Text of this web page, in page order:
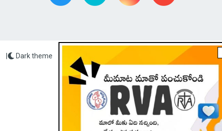
Radio Veritas Asia © 2023
Dark theme